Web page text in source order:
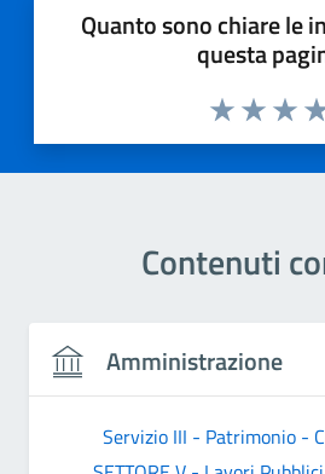
Quanto sono chiare le
questa
Valuta 2
Valuta 1
Contenuti
Amministrazione
Servizio III - Patrimonio -